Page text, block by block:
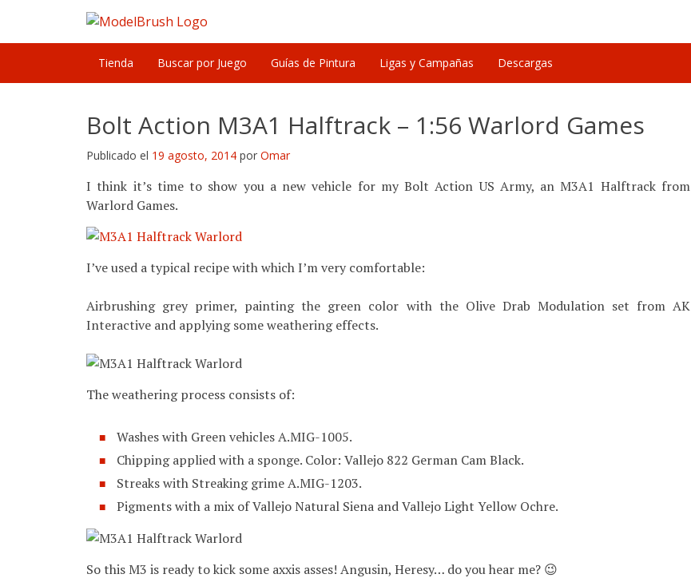
content
Tienda Buscar por Juego Guías de Pintura Ligas y Campañas Descargas
Bolt Action M3A1 Halftrack – 1:56 Warlord Games
Publicado el 19 agosto, 2014 por Omar
I think it’s time to show you a new vehicle for my Bolt Action US Army, an M3A1 Halftrack from
Warlord Games.
I’ve used a typical recipe with which I’m very comfortable:
Airbrushing grey primer, painting the green color with the Olive Drab Modulation set from AK
Interactive and applying some weathering effects.
The weathering process consists of:
Washes with Green vehicles A.MIG-1005.
Chipping applied with a sponge. Color: Vallejo 822 German Cam Black.
Streaks with Streaking grime A.MIG-1203.
Pigments with a mix of Vallejo Natural Siena and Vallejo Light Yellow Ochre.
So this M3 is ready to kick some axxis asses! Angusin, Heresy… do you hear me? 😉